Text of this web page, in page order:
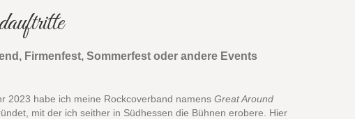
Firmenfest, Sommerfest oder andere Events
2023 habe ich meine Rockcoverband namens Great Around
mit der ich seither in Südhessen die Bühnen erobere. Hier